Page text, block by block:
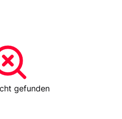
gefunden